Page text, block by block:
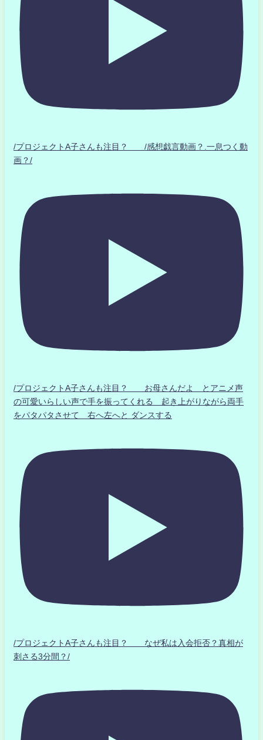
/プロジェクトA子さんも注目？ /感想戯言動画？.一息つく動
画？/
/プロジェクトA子さんも注目？ お母さんだよ とアニメ声
の可愛いらしい声で手を振ってくれる 起き上がりながら両手
をパタパタさせて 右へ左へと ダンスする
/プロジェクトA子さんも注目？ なぜ私は入会拒否？真相が
刺さる3分間？/